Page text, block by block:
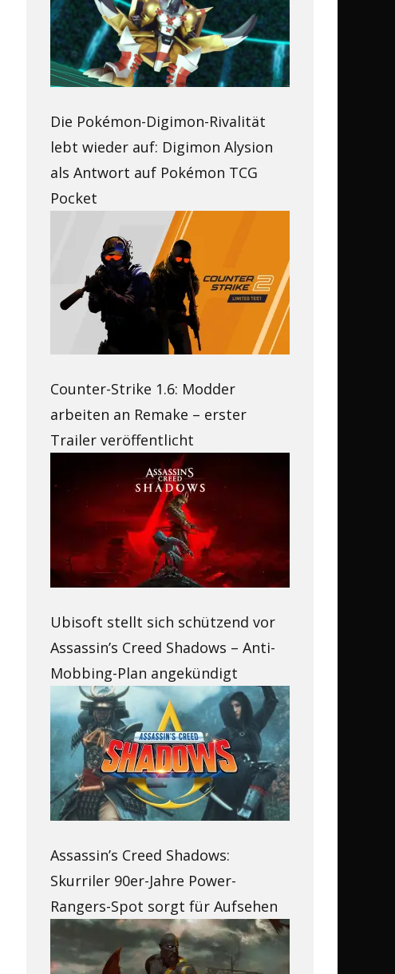
Die Pokémon-Digimon-Rivalität
lebt wieder auf: Digimon Alysion
als Antwort auf Pokémon TCG
Pocket
Counter-Strike 1.6: Modder
arbeiten an Remake – erster
Trailer veröffentlicht
Ubisoft stellt sich schützend vor
Assassin’s Creed Shadows – Anti-
Mobbing-Plan angekündigt
Assassin’s Creed Shadows:
Skurriler 90er-Jahre Power-
Rangers-Spot sorgt für Aufsehen